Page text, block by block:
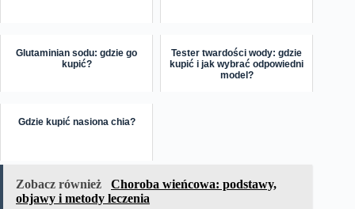
Glutaminian sodu: gdzie go
kupić?
Tester twardości wody: gdzie
kupić i jak wybrać odpowiedni
model?
Gdzie kupić nasiona chia?
Zobacz również
Choroba wieńcowa: podstawy,
objawy i metody leczenia